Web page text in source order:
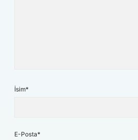
İsim*
E-Posta*